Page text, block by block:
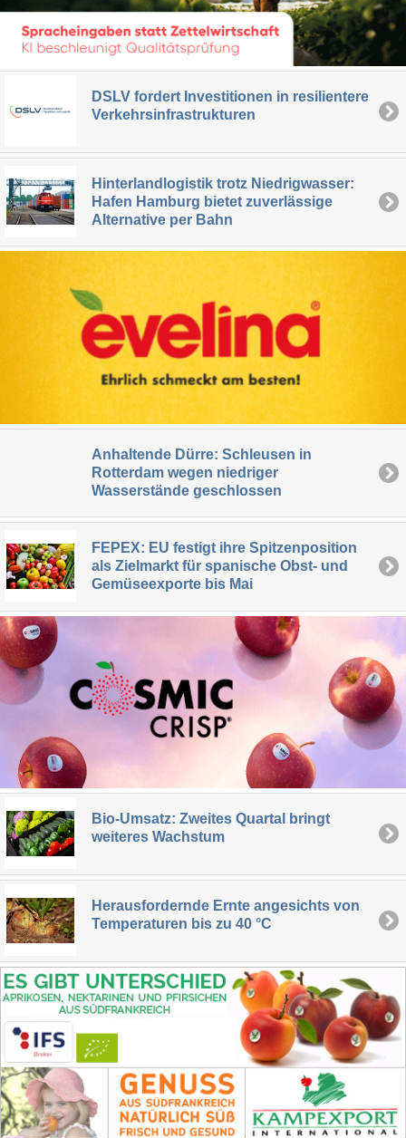
DSLV fordert Investitionen in resilientere
Verkehrsinfrastrukturen
Hinterlandlogistik trotz Niedrigwasser:
Hafen Hamburg bietet zuverlässige
Alternative per Bahn
Anhaltende Dürre: Schleusen in
Rotterdam wegen niedriger
Wasserstände geschlossen
FEPEX: EU festigt ihre Spitzenposition
als Zielmarkt für spanische Obst- und
Gemüseexporte bis Mai
Bio-Umsatz: Zweites Quartal bringt
weiteres Wachstum
Herausfordernde Ernte angesichts von
Temperaturen bis zu 40 °C